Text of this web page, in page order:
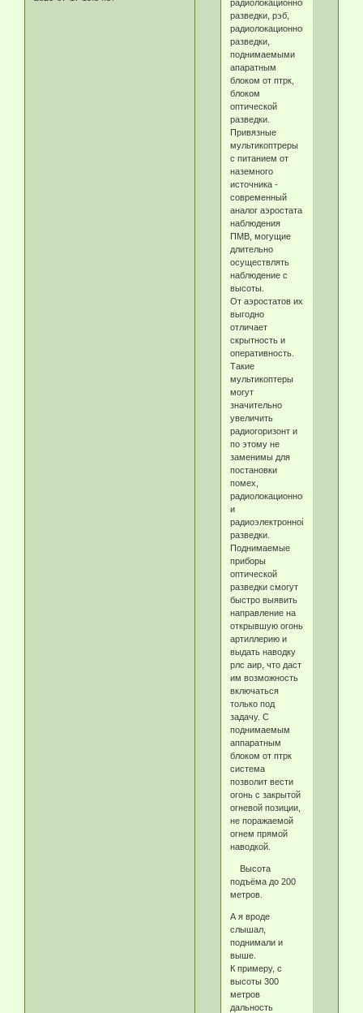
радиолокационной
разведки, рэб,
радиолокационной
разведки,
поднимаемыми
апаратным
блоком от птрк,
блоком
оптической
разведки.
Привязные
мультикоптреры
с питанием от
наземного
источника -
современный
аналог аэростата
наблюдения
ПМВ, могущие
длительно
осуществлять
наблюдение с
высоты.
От аэростатов их
выгодно
отличает
скрытность и
оперативность.
Такие
мультикоптеры
могут
значительно
увеличить
радиогоризонт и
по этому не
заменимы для
постановки
помех,
радиолокационной
и
радиоэлектронной
разведки.
Поднимаемые
приборы
оптической
разведки смогут
быстро выявить
направление на
открывшую огонь
артиллерию и
выдать наводку
рлс аир, что даст
им возможность
включаться
только под
задачу. С
поднимаемым
аппаратным
блоком от птрк
система
позволит вести
огонь с закрытой
огневой позиции,
не поражаемой
огнем прямой
наводкой.
Высота
подъёма до 200
метров.
А я вроде
слышал,
поднимали и
выше.
К примеру, с
высоты 300
метров
дальность